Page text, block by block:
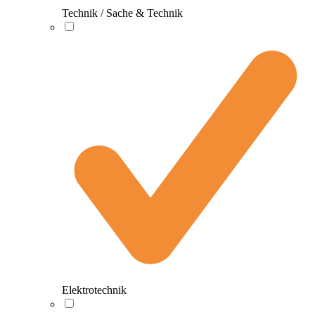
Technik / Sache & Technik
Elektrotechnik